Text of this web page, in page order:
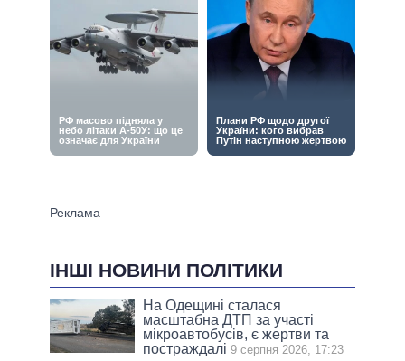
ІНШІ НОВИНИ ПОЛІТИКИ
На Одещині сталася
масштабна ДТП за участі
мікроавтобусів, є жертви та
постраждалі 9 серпня 2026, 17:23